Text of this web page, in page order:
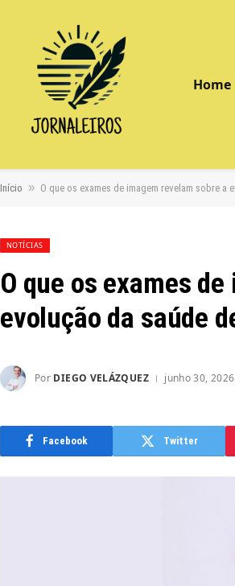
Home
Início » O que os exames de imagem revelam sobre a
NOTÍCIAS
O que os exames
evolução da saúde
Por DIEGO VELÁZQUEZ junho 30, 2026
Facebook Twitter